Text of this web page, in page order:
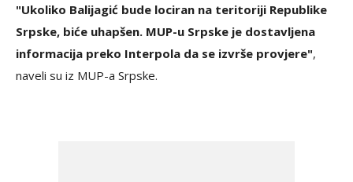
"Ukoliko Balijagić bude lociran na teritoriji Republike
Srpske, biće uhapšen. MUP-u Srpske je dostavljena
informacija preko Interpola da se izvrše provjere",
naveli su iz MUP-a Srpske.